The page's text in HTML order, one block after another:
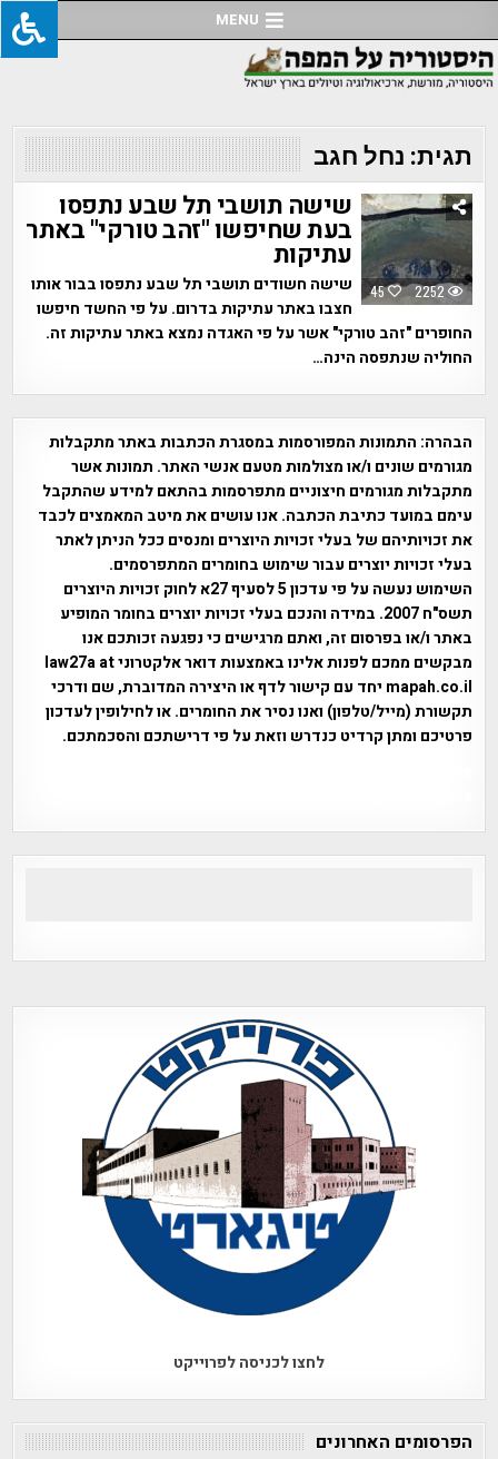
to
content
MENU
תגית: נחל חגב
45 2252
שישה תושבי תל שבע נתפסו
בעת שחיפשו "זהב טורקי" באתר
עתיקות
שישה חשודים תושבי תל שבע נתפסו בבור אותו
חצבו באתר עתיקות בדרום. על פי החשד חיפשו
החופרים "זהב טורקי" אשר על פי האגדה נמצא באתר עתיקות זה.
החוליה שנתפסה הינה…
הבהרה: התמונות המפורסמות במסגרת הכתבות באתר מתקבלות
מגורמים שונים ו/או מצולמות מטעם אנשי האתר. תמונות אשר
מתקבלות מגורמים חיצוניים מתפרסמות בהתאם למידע שהתקבל
עימם במועד כתיבת הכתבה. אנו עושים את מיטב המאמצים לכבד
את זכויותיהם של בעלי זכויות היוצרים ומנסים ככל הניתן לאתר
בעלי זכויות יוצרים עבור שימוש בחומרים המתפרסמים.
השימוש נעשה על פי עדכון 5 לסעיף 27א לחוק זכויות היוצרים
תשס"ח 2007. במידה והנכם בעלי זכויות יוצרים בחומר המופיע
באתר ו/או בפרסום זה, ואתם מרגישים כי נפגעה זכותכם אנו
מבקשים ממכם לפנות אלינו באמצעות דואר אלקטרוני law27a at
mapah.co.il יחד עם קישור לדף או היצירה המדוברת, שם ודרכי
תקשורת (מייל/טלפון) ואנו נסיר את החומרים. או לחילופין לעדכון
פרטיכם ומתן קרדיט כנדרש וזאת על פי דרישתכם והסכמתכם.
לחצו לכניסה לפרוייקט
הפרסומים האחרונים